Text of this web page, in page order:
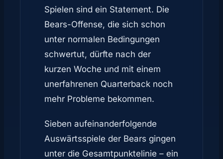
Spielen sind ein Statement. Die
Bears-Offense, die sich schon
unter normalen Bedingungen
schwertut, dürfte nach der
kurzen Woche und mit einem
unerfahrenen Quarterback noch
mehr Probleme bekommen.
Sieben aufeinanderfolgende
Auswärtsspiele der Bears gingen
unter die Gesamtpunktelinie – ein